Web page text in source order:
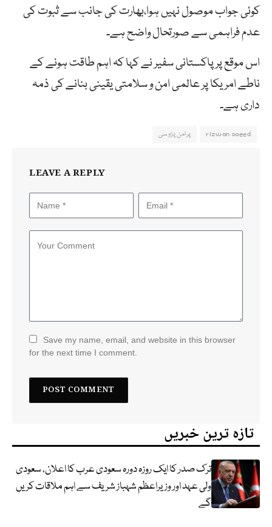
کوئی جواب موصول نہیں ہوا،بھارت کی جانب سے ثبوت کی
عدم فراہمی سے صورتحال واضح ہے۔
اس موقع پر پاکستانی سفیر نے کہا کہ اہم طاقت ہونے کے
ناطے امریکا پر عالمی امن و سلامتی یقینی بنانے کی ذمہ
داری ہے۔
rizwan saeed پرامن پڑوسی
LEAVE A REPLY
Save my name, email, and website in this browser
for the next time I comment.
تازہ ترین خبریں
ترک صدر کا ایک روزہ دورہ سعودی عرب کا اعلان، سعودی
ولی عہد اور وزیراعظم شہباز شریف سے اہم ملاقات کریں
گے